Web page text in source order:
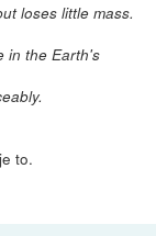
loses little mass.
in the Earth's
to.